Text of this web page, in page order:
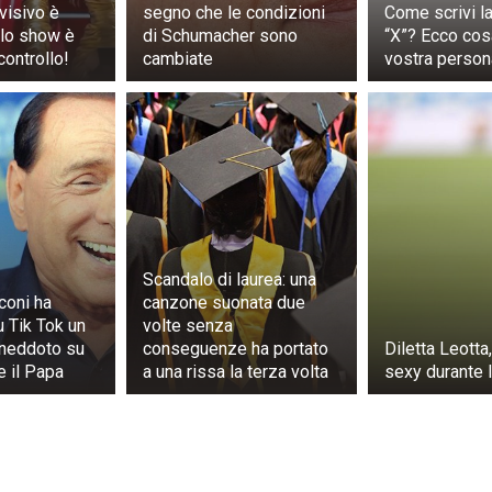
due volte, Mark corse fuori, con il cuore che gli
Raggiunse il portico e trovò Max, i suoi piccoli gemiti
spalancati pieni di terrore. Lo sollevò delicatamente,
tra le braccia, e lo portò in casa in fretta.
forte abbraccio e lo portò in casa. Quello che avrebbe
bene – ed è proprio la notizia che speravo!
fu felice di addormentarsi in grembo a Mark.
è
show è
segno che le condizioni
di Schumacher sono
cambiate
Come scrivi
“X”? Ecco
vostra
ha
Tik Tok un
su
il Papa
Scandalo di laurea: una
canzone suonata due
volte senza
conseguenze ha portato
a una rissa la terza volta
Diletta
sexy durante